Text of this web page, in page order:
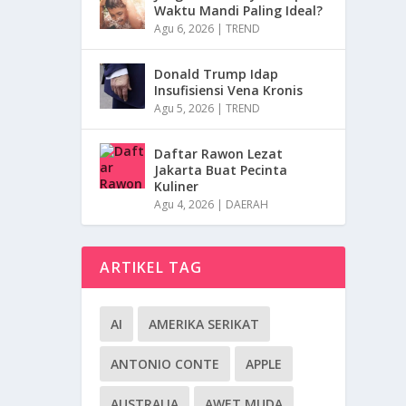
Waktu Mandi Paling Ideal?
Agu 6, 2026 |TREND
Donald Trump Idap
Insufisiensi Vena Kronis
Agu 5, 2026 |TREND
Daftar Rawon Lezat
Jakarta Buat Pecinta
Kuliner
Agu 4, 2026 | DAERAH
ARTIKEL TAG
AI AMERIKA SERIKAT
ANTONIO CONTE APPLE